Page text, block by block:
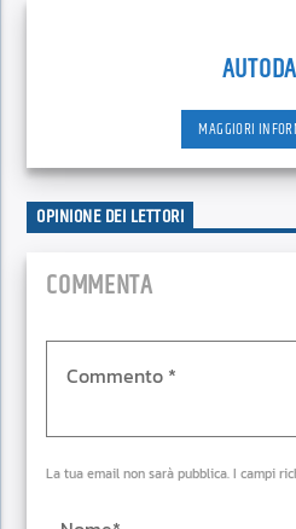
MAGGIORI
OPINIONE DEI LETTORI
COMMENTA
La tua email non sarà pubblica. I campi